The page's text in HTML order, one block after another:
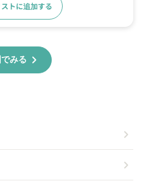
トに追加する
みる chevron_right
chevron_right
chevron_right